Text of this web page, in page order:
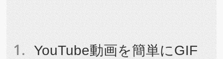
YouTube動画を簡単にGIF